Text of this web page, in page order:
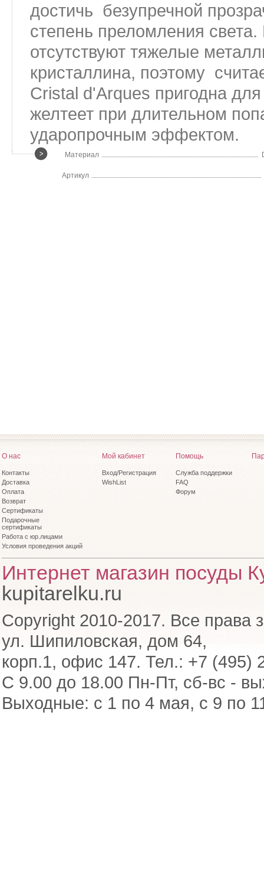
достичь безупречной
степень преломления
отсутствуют тяжелые
кристаллина, поэтому
Cristal d'Arques пригодна
желтеет при длительном
ударопрочным эффектом.
Материал
Артикул
О нас
Контакты
Доставка
Оплата
Возврат
Сертификаты
Подарочные
сертификаты
Работа с юр.лицами
Условия проведения акций
Мой кабинет
Вход/Регистрация
WishList
Помощь
Служба поддержки
FAQ
Форум
Интернет магазин посуды
kupitarelku.ru
Copyright 2010-2017. Все права
ул. Шипиловская, дом 64,
корп.1, офис 147. Тел.: +7 (495)
С 9.00 до 18.00 Пн-Пт, сб-вс -
Выходные: с 1 по 4 мая, с 9 по